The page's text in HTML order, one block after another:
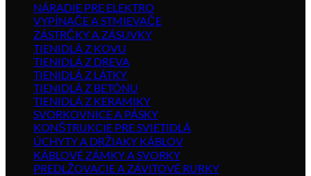
NÁRADIE PRE ELEKTRO
VYPÍNAČE A STMIEVAČE
ZÁSTRČKY A ZÁSUVKY
TIENIDLÁ Z KOVU
TIENIDLÁ Z DREVA
TIENIDLÁ Z LÁTKY
TIENIDLÁ Z BETÓNU
TIENIDLÁ Z KERAMIKY
SVORKOVNICE A PÁSKY
KONŠTRUKCIE PRE SVIETIDLÁ
ÚCHYTY A DRŽIAKY KÁBLOV
KÁBLOVÉ ZÁMKY A SVORKY
PREDLŽOVACIE A ZÁVITOVÉ RURKY